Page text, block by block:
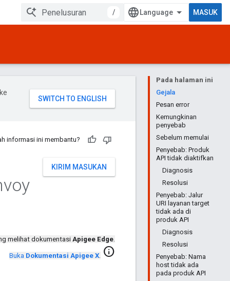
/ MASUK
Pada halaman ini
Gejala
Pesan error
Kemungkinan
penyebab
Sebelum memulai
Penyebab: Produk
API tidak diaktifkan
Diagnosis
Resolusi
Penyebab: Jalur
URI layanan target
tidak ada di
produk API
Diagnosis
Resolusi
Penyebab: Nama
host tidak ada
pada produk API
informasi ini membantu?
KIRIM MASUKAN
melihat dokumentasi Apigee Edge.
Buka Dokumentasi Apigee X. info